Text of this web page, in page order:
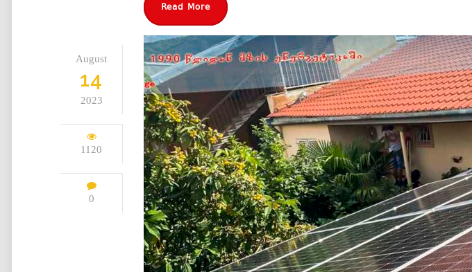
Read More
August
14
2023
1120
0